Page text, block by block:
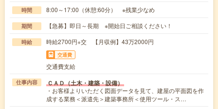
時間 8:00～17:00（休憩:60分） ※残業少なめ
期間 【急募】即日～長期 ※開始日ご相談ください！
時給 時給2700円+交 【月収例】43万2000円
交通費
交通費支給
仕事内容 ＣＡＤ（土木・建築・設備）
・お客様よりいただく図面データを見て、建屋の平面図を作
成する業務＜派遣先＞建築事務所＜使用ツール・ス…